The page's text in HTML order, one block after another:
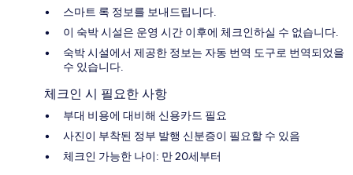
스마트 록 정보를 보내드립니다.
이 숙박 시설은 운영 시간 이후에 체크인하실 수 없습니다.
숙박 시설에서 제공한 정보는 자동 번역 도구로 번역되었을
수 있습니다.
체크인 시 필요한 사항
부대 비용에 대비해 신용카드 필요
사진이 부착된 정부 발행 신분증이 필요할 수 있음
체크인 가능한 나이: 만 20세부터